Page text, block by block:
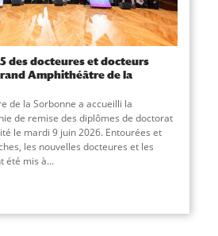
des docteures et docteurs
Amphithéâtre de la
de la Sorbonne a accueilli la
de remise des diplômes de doctorat
le mardi 9 juin 2026. Entourées et
les nouvelles docteures et les
été mis à...